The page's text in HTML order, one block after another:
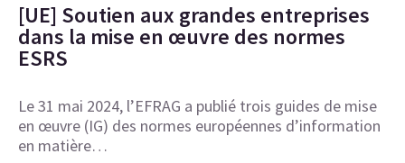
[UE] Soutien aux grandes entreprises
dans la mise en œuvre des normes
ESRS
Le 31 mai 2024, l’EFRAG a publié trois guides de mise
en œuvre (IG) des normes européennes d’information
en matière…